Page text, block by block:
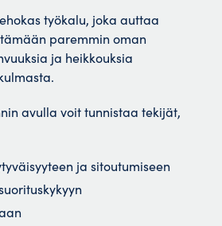
työkalu, joka auttaa
paremmin oman
ja heikkouksia
avulla voit tunnistaa tekijät,
ja sitoutumiseen